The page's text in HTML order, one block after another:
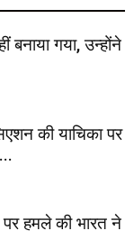
बनाया गया, उन्होंने
की याचिका पर
हमले की भारत ने